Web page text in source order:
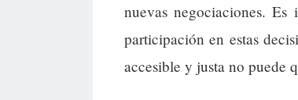
nuevas negociaciones.
participación en estas
accesible y justa no puede